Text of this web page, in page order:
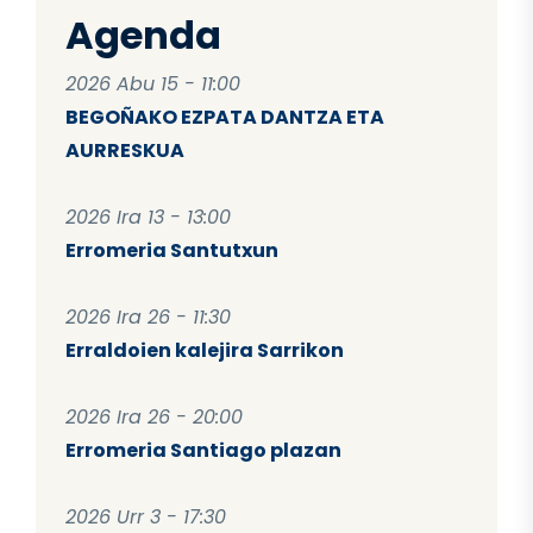
Agenda
2026 Abu 15 - 11:00
BEGOÑAKO EZPATA DANTZA ETA
AURRESKUA
2026 Ira 13 - 13:00
Erromeria Santutxun
2026 Ira 26 - 11:30
Erraldoien kalejira Sarrikon
2026 Ira 26 - 20:00
Erromeria Santiago plazan
2026 Urr 3 - 17:30